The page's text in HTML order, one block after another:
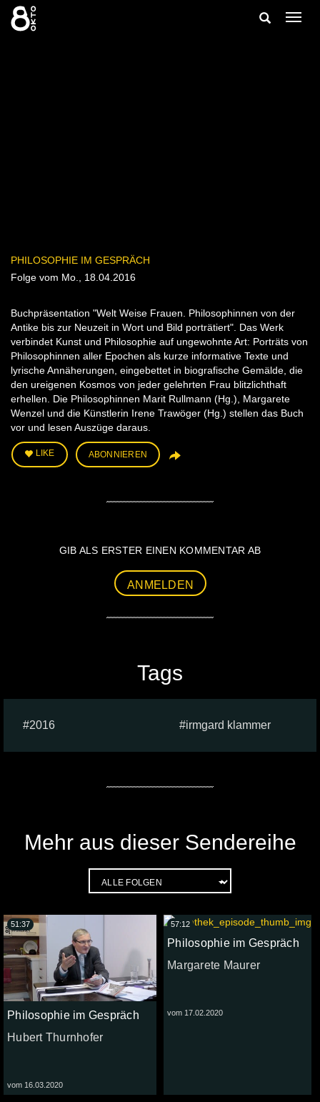
Zum
Inhalt
springen
Suche
PHILOSOPHIE IM GESPRÄCH
Folge vom Mo., 18.04.2016
Buchpräsentation "Welt Weise Frauen. Philosophinnen von der
Antike bis zur Neuzeit in Wort und Bild porträtiert". Das Werk
verbindet Kunst und Philosophie auf ungewohnte Art: Porträts von
Philosophinnen aller Epochen als kurze informative Texte und
lyrische Annäherungen, eingebettet in biografische Gemälde, die
den ureigenen Kosmos von jeder gelehrten Frau blitzlichthaft
erhellen. Die Philosophinnen Marit Rullmann (Hg.), Margarete
Wenzel und die Künstlerin Irene Trawöger (Hg.) stellen das Buch
vor und lesen Auszüge daraus.
LIKE ABONNIEREN
GIB ALS ERSTER EINEN KOMMENTAR AB
ANMELDEN
Tags
2016 irmgard klammer
Mehr aus dieser Sendereihe
Philosophie im Gespräch
Hubert Thurnhofer
vom 16.03.2020
51:37
Philosophie im Gespräch
Margarete Maurer
vom 17.02.2020
57:12